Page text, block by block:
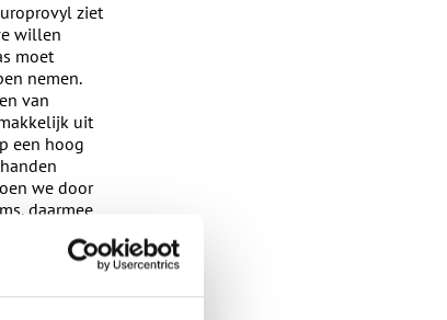
ziet
willen
moet
nemen.
van
uit
een hoog
we door
daarmee